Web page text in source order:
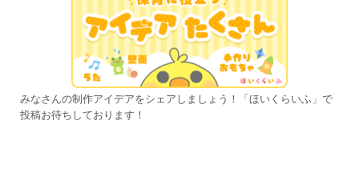
みなさんの制作アイデアをシェアしましょう！「ほいくらいふ」で
投稿お待ちしております！